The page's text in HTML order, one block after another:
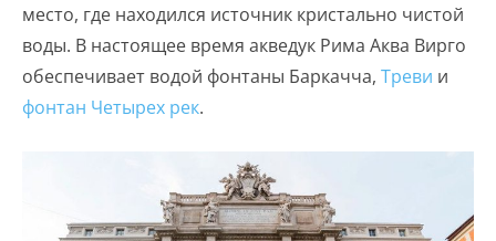
место, где находился источник кристально чистой
воды. В настоящее время акведук Рима Аква Вирго
обеспечивает водой фонтаны Баркачча, Треви и
фонтан Четырех рек.